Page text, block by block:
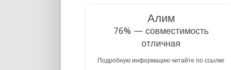
Алим
76% — совместимость
отличная
Подробную информацию читайте по ссылке